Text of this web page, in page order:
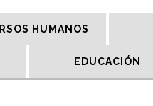
HUMANOS
EDUCACIÓN